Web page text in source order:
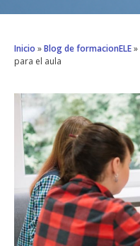
Inicio »Blog de formacionELE»
para el aula